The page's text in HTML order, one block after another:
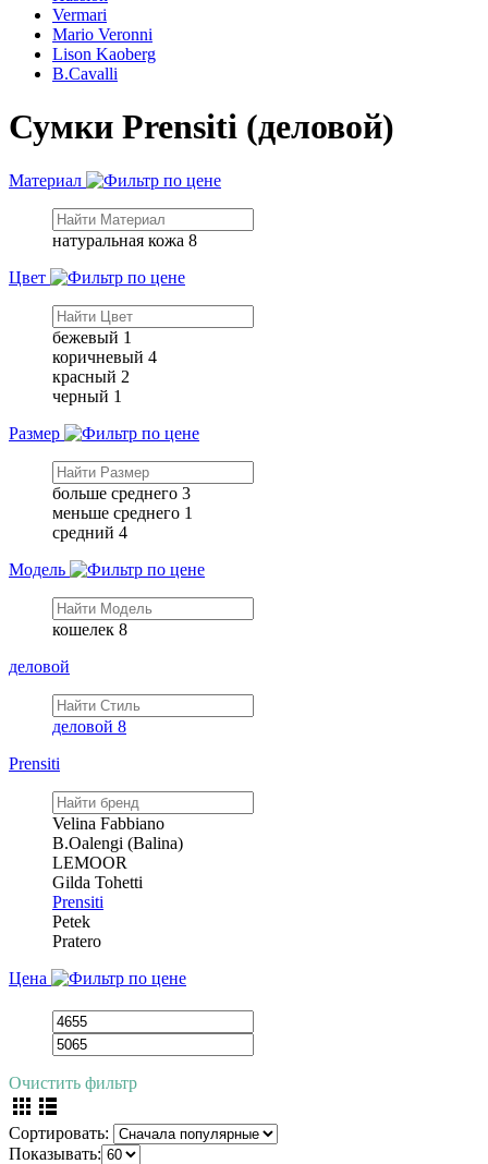
Vermari
Mario Veronni
Lison Kaoberg
B.Cavalli
Сумки Prensiti (деловой)
Материал
натуральная кожа 8
Цвет
бежевый 1
коричневый 4
красный 2
черный 1
Размер
больше среднего 3
меньше среднего 1
средний 4
Модель
кошелек 8
деловой
деловой 8
Prensiti
Velina Fabbiano
B.Oalengi (Balina)
LEMOOR
Gilda Tohetti
Prensiti
Petek
Pratero
Цена
Очистить фильтр
Сортировать:
Показывать: